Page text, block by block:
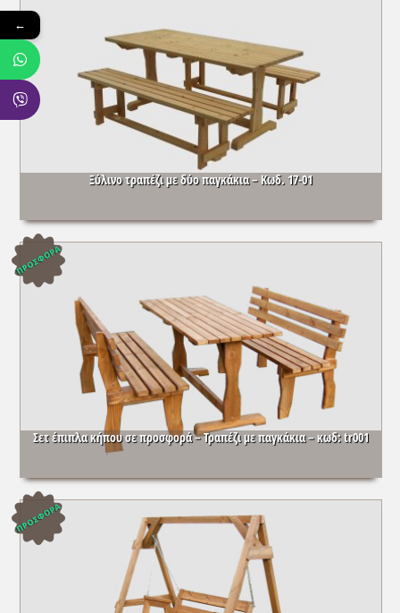
Ξύλινο τραπέζι με δύο παγκάκια – Κωδ. 17-01
Σετ έπιπλα κήπου σε προσφορά – Τραπέζι με παγκάκια – κωδ: tr001
←